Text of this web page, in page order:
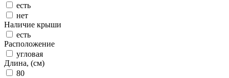
есть
нет
Наличие крыши
есть
Расположение
угловая
Длина, (см)
80